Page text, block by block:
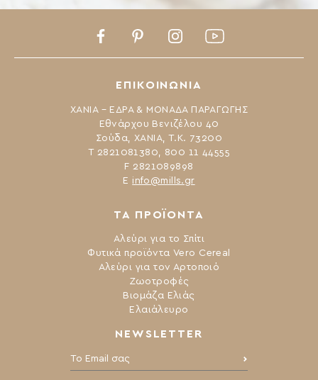
NEWSLETTER
Το Email σας:
ΤΑ ΠΡΟΪΟΝΤΑ
Αλεύρι για το Σπίτι
Φυτικά προϊόντα Vero Cereal
Αλεύρι για τον Αρτοποιό
Ζωοτροφές
Βιομάζα Ελιάς
Ελαιάλευρο
ΕΠΙΚΟΙΝΩΝΙΑ
ΧΑΝΙΑ – ΕΔΡΑ & ΜΟΝΑΔΑ ΠΑΡΑΓΩΓΗΣ
Εθνάρχου Βενιζέλου 40
Σούδα, ΧΑΝΙΑ, Τ.Κ. 73200
Τ 2821081380, 800 11 44555
F 2821089898
Ε info@mills.gr
FacebookPinterestInstagramYoutube